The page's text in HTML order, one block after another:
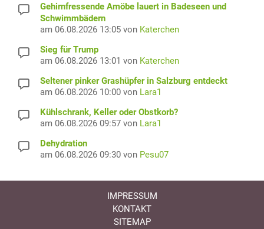
Gehirnfressende Amöbe lauert in Badeseen und
Schwimmbädern
am 06.08.2026 13:05 von Katerchen
Sieg für Trump
am 06.08.2026 13:01 von Katerchen
Seltener pinker Grashüpfer in Salzburg entdeckt
am 06.08.2026 10:00 von Lara1
Kühlschrank, Keller oder Obstkorb?
am 06.08.2026 09:57 von Lara1
Dehydration
am 06.08.2026 09:30 von Pesu07
IMPRESSUM
KONTAKT
SITEMAP